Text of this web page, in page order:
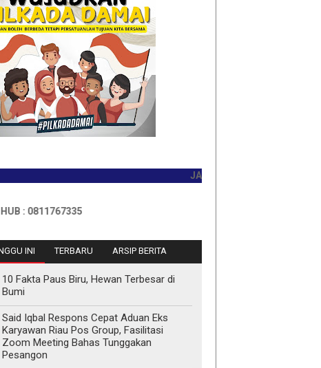
JADILAH PEMBACA PERTAMA
INI TERBARU ARSIP BERITA
10 Fakta Paus Biru, Hewan Terbesar di
Bumi
Said Iqbal Respons Cepat Aduan Eks
Karyawan Riau Pos Group, Fasilitasi
Zoom Meeting Bahas Tunggakan
Pesangon